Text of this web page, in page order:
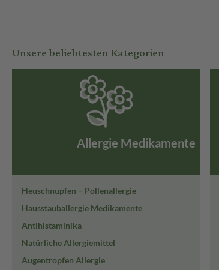
Unsere beliebtesten Kategorien
Allergie Medikamente
Heuschnupfen – Pollenallergie
Hausstauballergie Medikamente
Antihistaminika
Natürliche Allergiemittel
Augentropfen Allergie